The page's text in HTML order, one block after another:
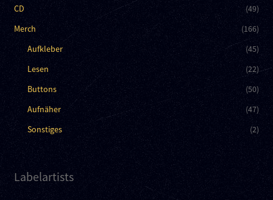
CD
(49)
Merch
(166)
Aufkleber
(45)
Lesen
(22)
Buttons
(50)
Aufnäher
(47)
Sonstiges
(2)
Labelartists